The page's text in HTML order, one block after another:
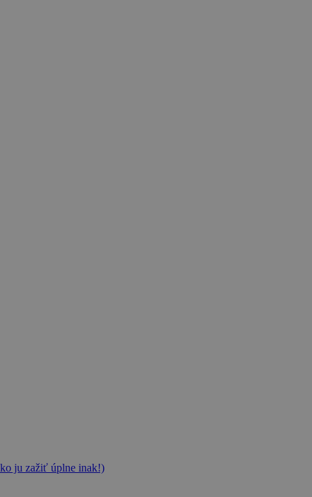
ju zažiť úplne inak!)